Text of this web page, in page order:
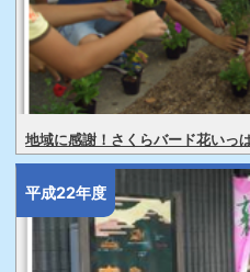
地域に感謝！さくらバード花いっ
平成22年度